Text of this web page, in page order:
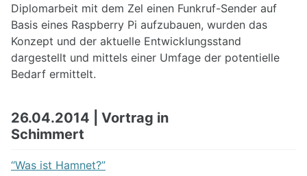
Diplomarbeit mit dem Zel einen Funkruf-Sender auf
Basis eines Raspberry Pi aufzubauen, wurden das
Konzept und der aktuelle Entwicklungsstand
dargestellt und mittels einer Umfage der potentielle
Bedarf ermittelt.
26.04.2014 | Vortrag in
Schimmert
“Was ist Hamnet?”